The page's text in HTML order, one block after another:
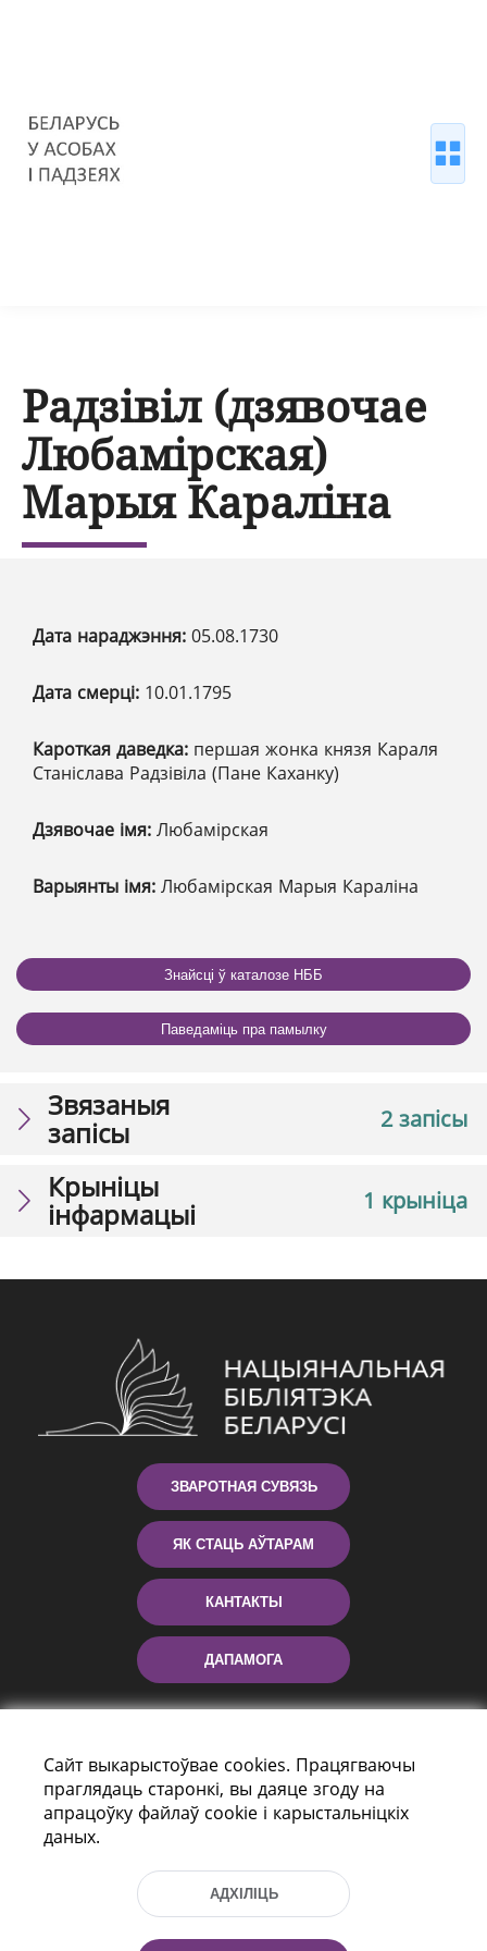
Радзівіл (дзявочае
Любамірская)
Марыя Караліна
Дата нараджэння: 05.08.1730
Дата смерці: 10.01.1795
Кароткая даведка: першая жонка князя Караля
Станіслава Радзівіла (Пане Каханку)
Дзявочае імя: Любамірская
Варыянты імя: Любамірская Марыя Караліна
Знайсці ў каталозе НББ
Паведаміць пра памылку
2 запісы
Звязаныя
запісы
1 крыніца
Крыніцы
інфармацыі
ЗВАРОТНАЯ СУВЯЗЬ
ЯК СТАЦЬ АЎТАРАМ
КАНТАКТЫ
ДАПАМОГА
праспект Незалежнасці 116
г. Мiнск, Рэспубліка Беларусь, 220114
Тэл.: (+375 17) 368 37 37, Факс: (+375 17)
Сайт выкарыстоўвае cookies. Працягваючы
праглядаць старонкі, вы даяце згоду на
апрацоўку файлаў cookie і карыстальніцкіх
даных.
АДХІЛІЦЬ